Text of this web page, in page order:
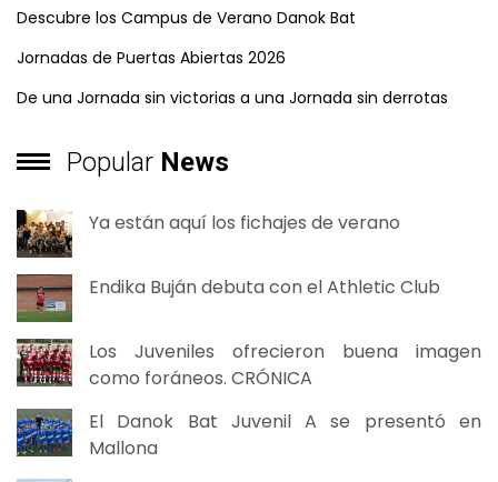
Descubre los Campus de Verano Danok Bat
Jornadas de Puertas Abiertas 2026
De una Jornada sin victorias a una Jornada sin derrotas
Popular News
Ya están aquí los fichajes de verano
Endika Buján debuta con el Athletic Club
Los Juveniles ofrecieron buena imagen
como foráneos. CRÓNICA
El Danok Bat Juvenil A se presentó en
Mallona